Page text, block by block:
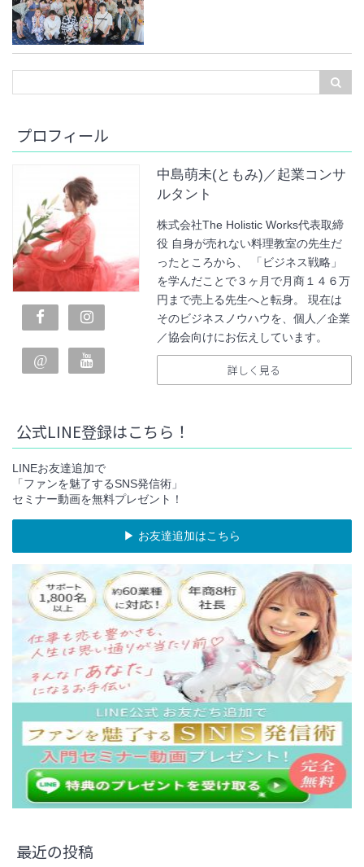
プロフィール
中島萌未(ともみ)／起業コンサ
ルタント
株式会社The Holistic Works代表取締
役 自身が売れない料理教室の先生だ
ったところから、 「ビジネス戦略」
を学んだことで３ヶ月で月商１４６万
円まで売上る先生へと転身。 現在は
そのビジネスノウハウを、個人／企業
／協会向けにお伝えしています。
詳しく見る
公式LINE登録はこちら！
LINEお友達追加で
「ファンを魅了するSNS発信術」
セミナー動画を無料プレゼント！
▶︎ お友達追加はこちら
最近の投稿